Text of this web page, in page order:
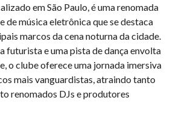
em São Paulo, é uma renomada
de música eletrônica que se destaca
marcos da cena noturna da cidade.
futurista e uma pista de dança envolta
o clube oferece uma jornada imersiva
mais vanguardistas, atraindo tanto
renomados DJs e produtores